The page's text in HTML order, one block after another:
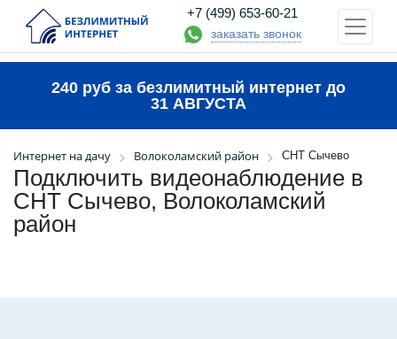
+7 (499) 653-60-21
заказать звонок
240 руб за безлимитный интернет до
31 АВГУСТА
Интернет на дачу Волоколамский район СНТ Сычево
Подключить видеонаблюдение в
СНТ Сычево, Волоколамский
район